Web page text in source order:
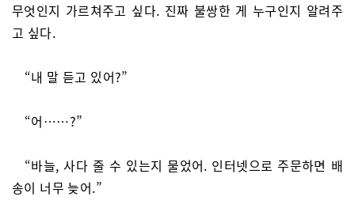
무엇인지 가르쳐주고 싶다. 진짜 불쌍한 게 누구인지 알려주
고 싶다.
“내 말 듣고 있어?”
“어……?”
“바늘, 사다 줄 수 있는지 물었어. 인터넷으로 주문하면 배
송이 너무 늦어.”